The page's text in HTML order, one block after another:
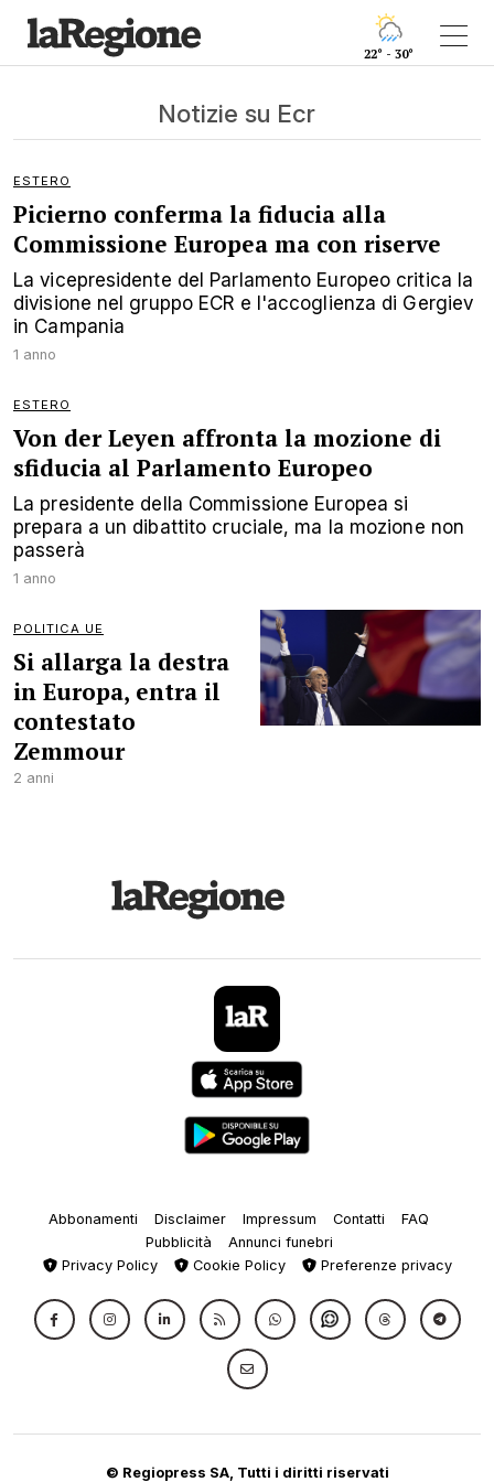
22° - 30°
Notizie su Ecr
ESTERO
Picierno conferma la fiducia alla
Commissione Europea ma con riserve
La vicepresidente del Parlamento Europeo critica la
divisione nel gruppo ECR e l'accoglienza di Gergiev
in Campania
1 anno
ESTERO
Von der Leyen affronta la mozione di
sfiducia al Parlamento Europeo
La presidente della Commissione Europea si
prepara a un dibattito cruciale, ma la mozione non
passerà
1 anno
POLITICA UE
Si allarga la destra
in Europa, entra il
contestato
Zemmour
2 anni
Abbonamenti Disclaimer Impressum Contatti
FAQ
Pubblicità
Annunci funebri
Privacy Policy
Cookie Policy Preferenze privacy
© Regiopress SA, Tutti i diritti riservati